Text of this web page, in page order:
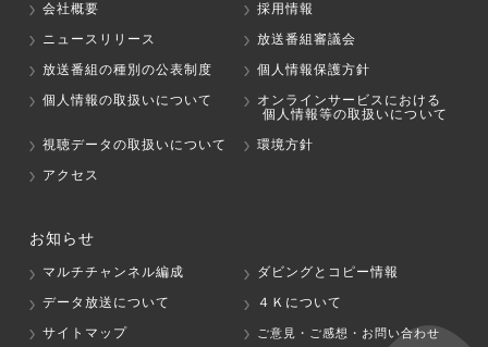
会社概要
採用情報
ニュースリリース
放送番組審議会
放送番組の種別の公表制度
個人情報保護方針
個人情報の取扱いについて
オンラインサービスにおける
個人情報等の取扱いについて
視聴データの取扱いについて
環境方針
アクセス
お知らせ
マルチチャンネル編成
ダビングとコピー情報
データ放送について
４Ｋについて
サイトマップ
ご意見・ご感想・お問い合わせ